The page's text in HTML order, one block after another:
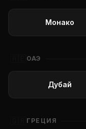
Монако
ОАЭ
Дубай
ГРЕЦИЯ